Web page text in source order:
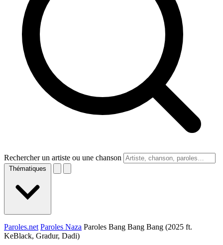
Rechercher un artiste ou une chanson
Thématiques
Paroles.net Paroles Naza Paroles Bang Bang Bang (2025 ft.
KeBlack, Gradur, Dadi)